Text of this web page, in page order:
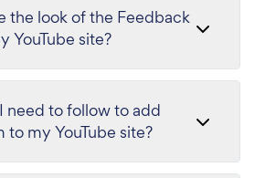
the look of the Feedback
YouTube site?
need to follow to add
to my YouTube site?